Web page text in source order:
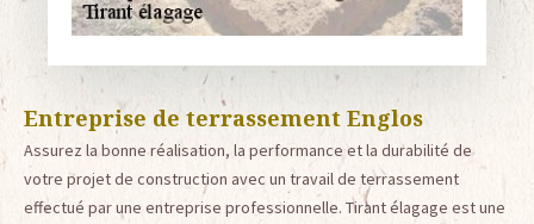
Entreprise de terrassement Englos
Assurez la bonne réalisation, la performance et la durabilité de
votre projet de construction avec un travail de terrassement
effectué par une entreprise professionnelle. Tirant élagage est une